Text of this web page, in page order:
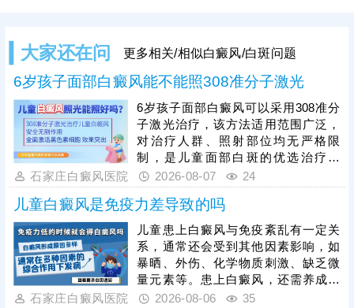
大家还在问 更多相关/相似白癜风/白斑问题
6岁孩子面部白癜风能不能照308准分子激光
6岁孩子面部白癜风可以采用308准分
子激光治疗，该方法适用范围广泛，
对治疗人群、照射部位均无严格限
制，是儿童面部白斑的优选治疗方
式。308准分子激光属于靶向治疗，
可直接作用于面部白斑病灶，刺激黑
色素细胞增殖、修复，促进黑色素合
成，有效淡化、消退面部白斑，且不
会损伤周边正常皮肤，安全性适配儿
童娇嫩肌肤。儿童面部治疗需严格把
控激光剂量，同时需坚持规律照射治
疗，白癜风恢复周期较长，规律疗程
石家庄白癜风医院 2026-08-07 24
儿童白癜风是免疫力差导致的吗
儿童患上白癜风与免疫紊乱有一定关
系，通常还会受到其他因素影响，如
暴晒、外伤、化学物质刺激、缺乏微
量元素等。患上白癜风，还需养成健
康生活习惯，规律作息，均衡饮食，
石家庄白癜风医院 2026-08-06 35